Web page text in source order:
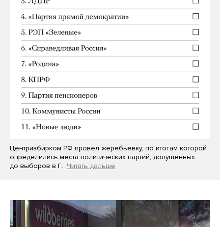
Центризбирком РФ провел жеребьевку, по итогам которой
определились места политических партий, допущенных
до выборов в Г… Читать дальше